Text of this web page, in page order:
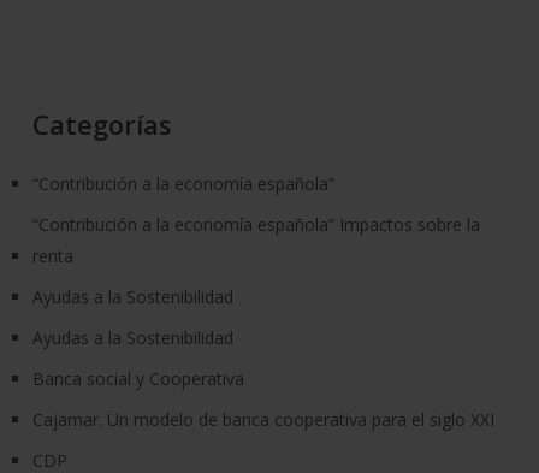
Categorías
“Contribución a la economía española”
“Contribución a la economía española” Impactos sobre la
renta
Ayudas a la Sostenibilidad
Ayudas a la Sostenibilidad
Banca social y Cooperativa
Cajamar. Un modelo de banca cooperativa para el siglo XXI
CDP